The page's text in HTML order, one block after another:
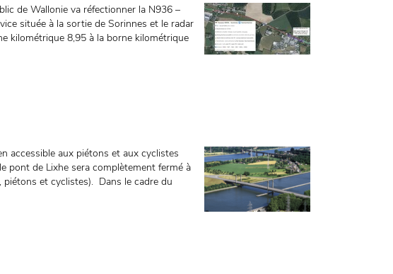
de Wallonie va réfectionner la N936 –
située à la sortie de Sorinnes et le radar
kilométrique 8,95 à la borne kilométrique
accessible aux piétons et aux cyclistes
pont de Lixhe sera complètement fermé à
et cyclistes). Dans le cadre du